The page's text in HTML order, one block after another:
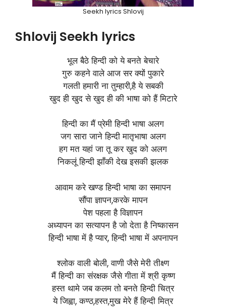
Seekh lyrics Shlovij
Shlovij Seekh lyrics
भूल बैठे हिन्दी को ये बनते बेचारे
गुरु कहने वाले आज सर क्यों पुकारे
गलती हमारी ना तुम्हारी,है ये सबकी
खुद ही खुद से खुद ही की भाषा को हैं मिटारे
हिन्दी का मैं प्रेमी हिन्दी भाषा अलग
जग सारा जाने हिन्दी मातृभाषा अलग
हग मत यहां जा तू कर खुद को अलग
निकलूं हिन्दी झाँकी देख इसकी झलक
आवाम करे खण्ड हिन्दी भाषा का समापन
सौंपा ज्ञापन,करके मापन
पेश पहला है विज्ञापन
अध्यापन का सत्यापन है जो देता है निष्कासन
हिन्दी भाषा में है प्यार, हिन्दी भाषा में अपनापन
श्लोक वाली बोली, वाणी जैसे मेरी तीक्ष्ण
मैं हिन्दी का संरक्षक जैसे गीता में श्री कृष्ण
हस्त थामे जब कलम तो बनते हिन्दी चित्र
ये जिह्वा, कण्ठ,हस्त,मुख मेरे हैं हिन्दी मित्र